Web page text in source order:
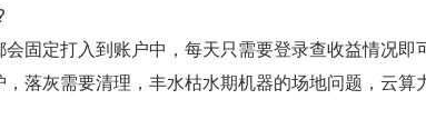
固定打入到账户中，每天只需要登录查收益情况即
落灰需要清理，丰水枯水期机器的场地问题，云算